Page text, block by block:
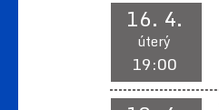
16. 4.
úterý
19:00